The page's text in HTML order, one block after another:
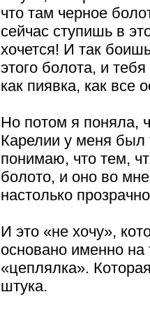
что там черное
сейчас ступишь в
хочется! И так
этого болота, и
как пиявка, как
Но потом я поняла,
Карелии у меня
понимаю, что тем,
болото, и оно во
настолько
И это «не хочу»,
основано именно
«цеплялка».
штука.